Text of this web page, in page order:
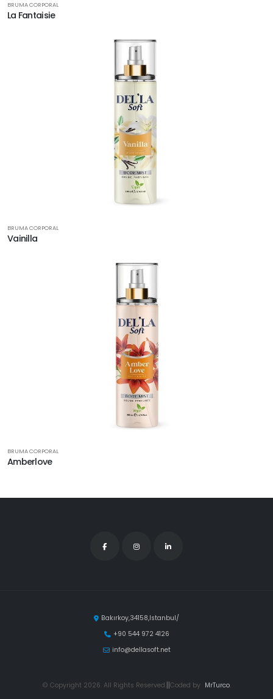
BRUMA CORPORAL
La Fantaisie
BRUMA CORPORAL
Vainilla
BRUMA CORPORAL
Amberlove
Bakırkoy,34158,Istanbul/
+90 544 972 4126
info@dellasoft.net
© Copyright 2026. All Rights Reserved.|| Coded by MrTurco.